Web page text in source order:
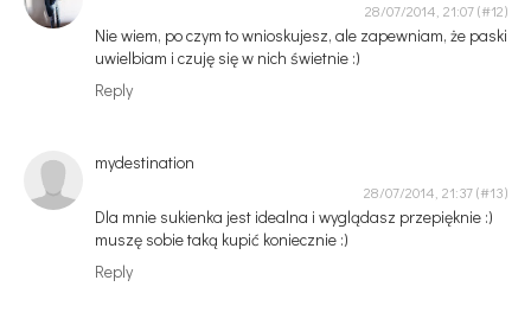
28/07/2014, 21:07
Nie wiem, po czym to wnioskujesz, ale zapewniam, że paski
uwielbiam i czuję się w nich świetnie :)
Reply
mydestination
28/07/2014, 21:37
Dla mnie sukienka jest idealna i wyglądasz przepięknie :)
muszę sobie taką kupić koniecznie :)
Reply